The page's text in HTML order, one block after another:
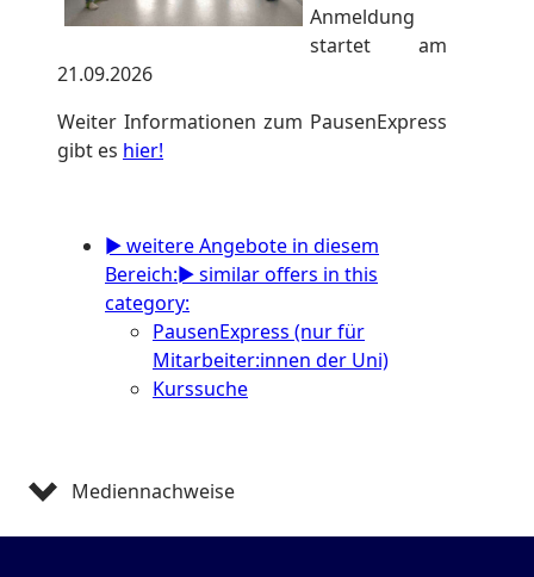
Anmeldung
startet am
21.09.2026
Weiter Informationen zum PausenExpress
gibt es hier!
► weitere Angebote in diesem
Bereich:► similar offers in this
category:
PausenExpress (nur für
Mitarbeiter:innen der Uni)
Kurssuche
Mediennachweise